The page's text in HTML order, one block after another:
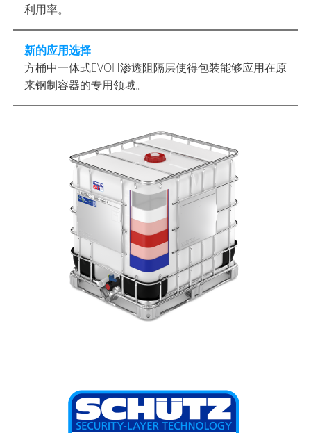
利用率。
新的应用选择
方桶中一体式EVOH渗透阻隔层使得包装能够应用在原
来钢制容器的专用领域。